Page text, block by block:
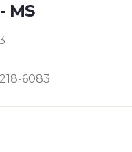
MS
6083